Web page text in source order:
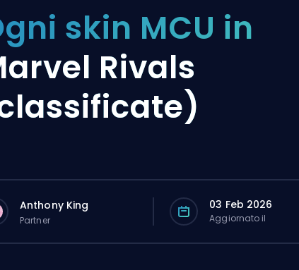
skin MCU in
Rivals
Anthony King
Partner
03 Feb 2026
Aggiornato il